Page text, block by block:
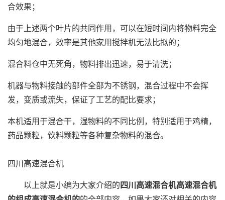
合效果；
由于上述两个叶片的共同作用，可以在短时间内将物料完全
均匀地混合，效率是其他家用搅拌机无法比拟的；
混合料仓中无死角，物料排出迅速，易于清洗；
机器与物料接触的部件全部为不锈钢，混合过程中不会挥
发，变质或流失，保证了工艺的配比要求；
本机适用于混合干，湿物料的不同比例，特别适用于鸡精，
药品颗粒，饮料颗粒等各种复杂物料的混合。
四川高速混合机
以上就是小编为大家介绍的四川高速混合机高速混合机